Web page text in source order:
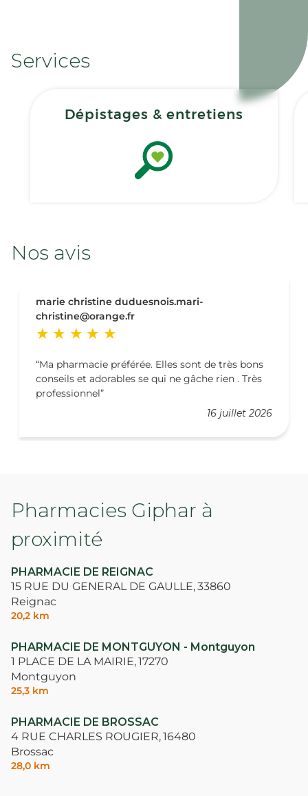
Services
Dépistages & entretiens
Nos avis
marie christine duduesnois.mari-
christine@orange.fr
16 juillet 2026
Ma pharmacie préférée. Elles sont de très bons
conseils et adorables se qui ne gâche rien . Très
professionnel
Pharmacies Giphar à
proximité
PHARMACIE DE REIGNAC
15 RUE DU GENERAL DE GAULLE,33860
Reignac
20,2 km
PHARMACIE DE MONTGUYON - Montguyon
1 PLACE DE LA MAIRIE,17270
Montguyon
25,3 km
PHARMACIE DE BROSSAC
4 RUE CHARLES ROUGIER,16480
Brossac
28,0 km